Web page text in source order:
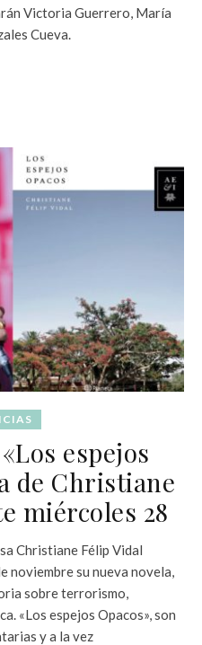
Victoria Guerrero, María
Cueva.
espejos
de Christiane
miércoles 28
Christiane Félip Vidal
noviembre su nueva novela,
sobre terrorismo,
«Los espejos Opacos», son
y a la vez